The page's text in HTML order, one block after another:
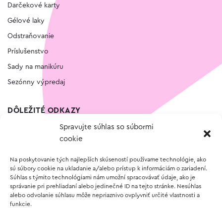
Spravujte súhlas so súbormi
cookie
Na poskytovanie tých najlepších skúseností používame technológie, ako
sú súbory cookie na ukladanie a/alebo prístup k informáciám o zariadení.
Súhlas s týmito technológiami nám umožní spracovávať údaje, ako je
správanie pri prehliadaní alebo jedinečné ID na tejto stránke. Nesúhlas
alebo odvolanie súhlasu môže nepriaznivo ovplyvniť určité vlastnosti a
funkcie.
Darčekové karty
Gélové laky
Odstraňovanie
Príslušenstvo
Sady na manikúru
Sezónny výpredaj
DÔLEŽITÉ ODKAZY
Vernostný program
O NÁKUPE